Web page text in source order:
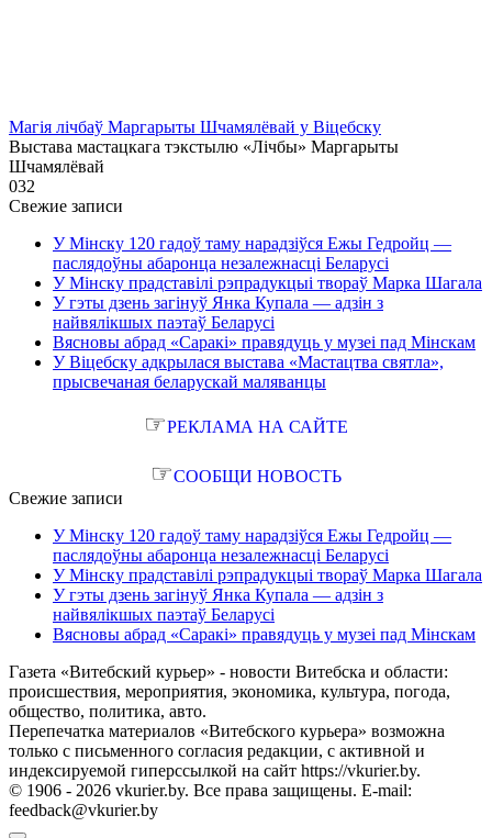
Магія лічбаў Маргарыты Шчамялёвай у Віцебску
Выстава мастацкага тэкстылю «Лічбы» Маргарыты
Шчамялёвай
032
Свежие записи
У Мінску 120 гадоў таму нарадзіўся Ежы Гедройц —
паслядоўны абаронца незалежнасці Беларусі
У Мінску прадставілі рэпрадукцыі твораў Марка Шагала
У гэты дзень загінуў Янка Купала — адзін з
найвялікшых паэтаў Беларусі
Вясновы абрад «Саракі» правядуць у музеі пад Мінскам
У Віцебску адкрылася выстава «Мастацтва святла»,
прысвечаная беларускай маляванцы
☞РЕКЛАМА НА САЙТЕ
☞СООБЩИ НОВОСТЬ
Свежие записи
У Мінску 120 гадоў таму нарадзіўся Ежы Гедройц —
паслядоўны абаронца незалежнасці Беларусі
У Мінску прадставілі рэпрадукцыі твораў Марка Шагала
У гэты дзень загінуў Янка Купала — адзін з
найвялікшых паэтаў Беларусі
Вясновы абрад «Саракі» правядуць у музеі пад Мінскам
Газета «Витебский курьер» - новости Витебска и области:
происшествия, мероприятия, экономика, культура, погода,
общество, политика, авто.
Перепечатка материалов «Витебского курьера» возможна
только с письменного согласия редакции, с активной и
индексируемой гиперссылкой на сайт https://vkurier.by.
© 1906 - 2026 vkurier.by. Все права защищены. E-mail:
feedback@vkurier.by